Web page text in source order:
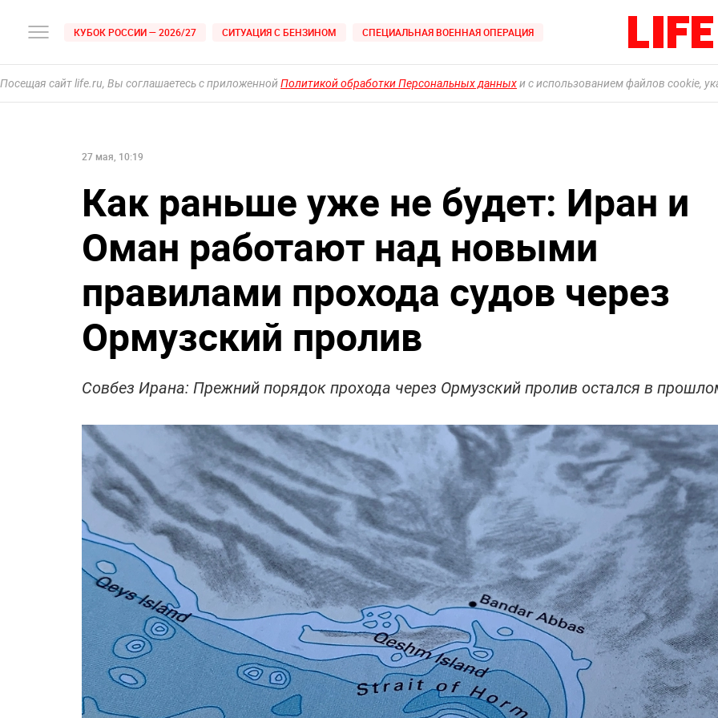
КУБОК РОССИИ — 2026/27 СИТУАЦИЯ С БЕНЗИНОМ СПЕЦИАЛЬНАЯ ВОЕННАЯ ОПЕРАЦИЯ
Посещая сайт life.ru, Вы соглашаетесь с приложеннойПолитикой обработки Персональных данныхи с использованием файлов cookie,
27 мая, 10:19
Как раньше уже не будет: Иран и
Оман работают над новыми
правилами прохода судов через
Ормузский пролив
Совбез Ирана: Прежний порядок прохода через Ормузский пролив остался в